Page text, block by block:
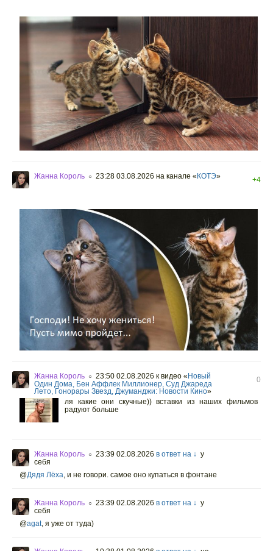
Жанна Король ○ 23:28 03.08.2026 на канале « КОТЭ» +4
Жанна Король ○ 23:50 02.08.2026 к видео «Новый
Один Дома, Бен Аффлек Миллионер, Суд Джареда
Лето, Гонорары Звезд, Джуманджи: Новости Кино»
0
ля какие они скучные)) вставки из наших фильмов
радуют больше
Жанна Король ○ 23:39 02.08.2026 в ответ на ↓ у
себя
@Дядя Лёха, и не говори. самое оно купаться в фонтане
Жанна Король ○ 23:39 02.08.2026 в ответ на ↓ у
себя
@agat, я уже от туда)